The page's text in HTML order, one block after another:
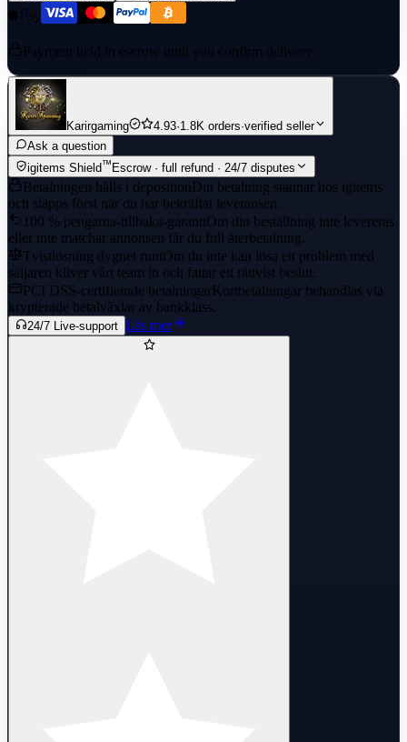
Payment held in escrow until you confirm delivery
Karirgaming 4.93·1.8K orders·verified seller
Ask a question
igitems Shield™ Escrow · full refund · 24/7 disputes
Betalningen hålls i depositionDin betalning stannar hos igitems
och släpps först när du har bekräftat leveransen.
100 % pengarna-tillbaka-garantiOm din beställning inte levereras
eller inte matchar annonsen får du full återbetalning.
Tvistlösning dygnet runtOm du inte kan lösa ett problem med
säljaren kliver vårt team in och fattar ett rättvist beslut.
PCI DSS-certifierade betalningarKortbetalningar behandlas via
krypterade betalväxlar av bankklass.
24/7 Live-support Läs mer